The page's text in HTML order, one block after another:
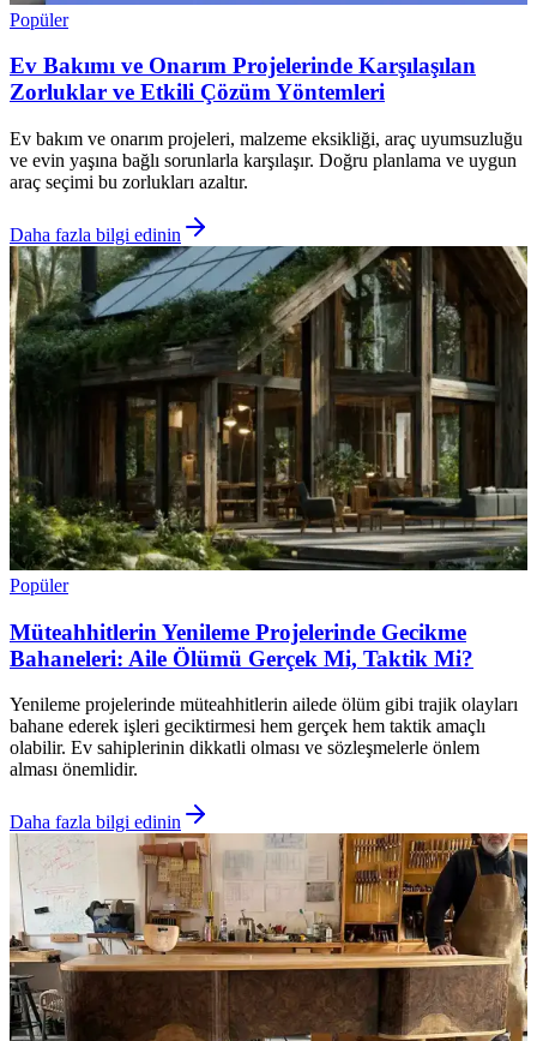
Popüler
Ev Bakımı ve Onarım Projelerinde Karşılaşılan
Zorluklar ve Etkili Çözüm Yöntemleri
Ev bakım ve onarım projeleri, malzeme eksikliği, araç uyumsuzluğu
ve evin yaşına bağlı sorunlarla karşılaşır. Doğru planlama ve uygun
araç seçimi bu zorlukları azaltır.
Daha fazla bilgi edinin
Popüler
Müteahhitlerin Yenileme Projelerinde Gecikme
Bahaneleri: Aile Ölümü Gerçek Mi, Taktik Mi?
Yenileme projelerinde müteahhitlerin ailede ölüm gibi trajik olayları
bahane ederek işleri geciktirmesi hem gerçek hem taktik amaçlı
olabilir. Ev sahiplerinin dikkatli olması ve sözleşmelerle önlem
alması önemlidir.
Daha fazla bilgi edinin